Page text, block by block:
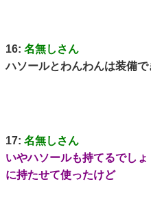
16: 名無しさん
ハソールとわんわんは装備で
17: 名無しさん
いやハソールも持てるでし
に持たせて使ったけど